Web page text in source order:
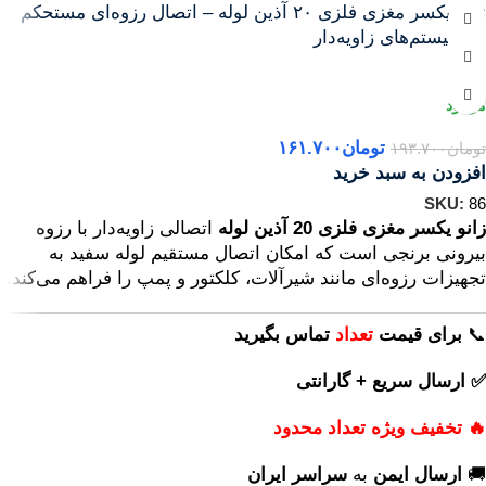
زانو یکسر مغزی فلزی ۲۰ آذین لوله – اتصال رزوه‌ای مستحکم
در سیستم‌های زاویه‌دار
آذین
تومان۱۹۳.۷۰۰ تومان۱۶۱.۷۰۰
افزودن به سبد خرید
SKU: 86
زانو یکسر مغزی فلزی 20 آذین لوله
اتصالی زاویه‌دار با رزوه
بیرونی برنجی است که امکان اتصال مستقیم لوله سفید به
تجهیزات رزوه‌ای مانند شیرآلات، کلکتور و پمپ را فراهم می‌کند.
📞 برای قیمت تعداد تماس بگیرید
✅ ارسال سریع + گارانتی
🔥 تخفیف ویژه تعداد محدود
🚚 ارسال ایمن به سراسر ایران